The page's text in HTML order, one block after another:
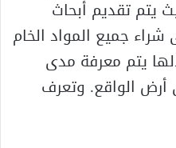
يتم تقديم أبحاث
جميع المواد الخام
يتم معرفة مدى
أرض الواقع. وتعرف